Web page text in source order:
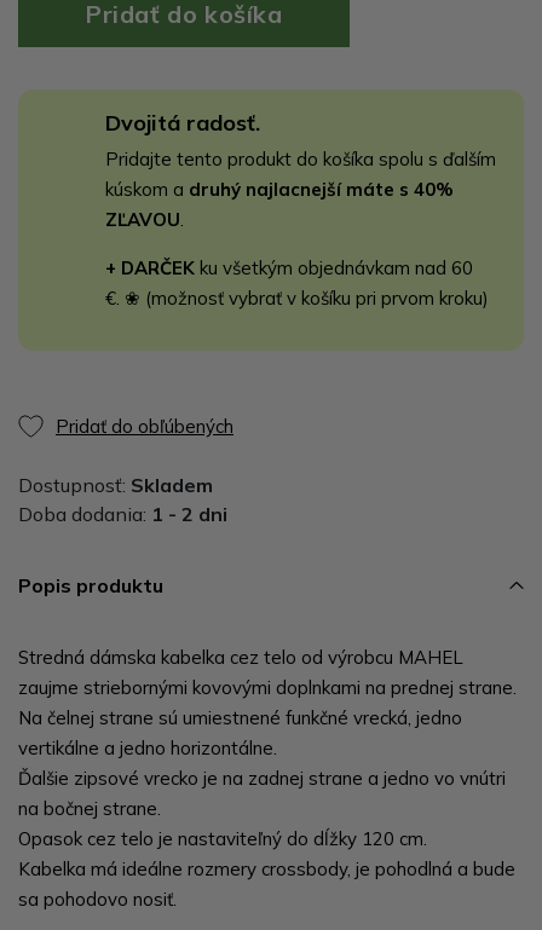
Dvojitá radosť.
Pridajte tento produkt do košíka spolu s ďalším
kúskom a druhý najlacnejší máte s 40%
ZĽAVOU
+ DARČEK ku všetkým objednávkam nad 60
€. ❀ (možnosť vybrať v košíku pri prvom kroku)
Pridať do obľúbených
Dostupnosť: Skladem
Doba dodania: 1 - 2 dni
Popis produktu
Stredná dámska kabelka cez telo od výrobcu MAHEL
zaujme striebornými kovovými doplnkami na prednej strane.
Na čelnej strane sú umiestnené funkčné vrecká, jedno
vertikálne a jedno horizontálne.
Ďalšie zipsové vrecko je na zadnej strane a jedno vo vnútri
na bočnej strane.
Opasok cez telo je nastaviteľný do dĺžky 120 cm.
Kabelka má ideálne rozmery crossbody, je pohodlná a bude
sa pohodovo nosiť.